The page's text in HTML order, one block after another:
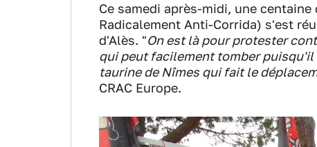
Ce samedi après-midi, une centaine
Radicalement Anti-Corrida) s'est
d'Alès. "On est là pour protester
qui peut facilement tomber
taurine de Nîmes qui fait le
CRAC Europe.